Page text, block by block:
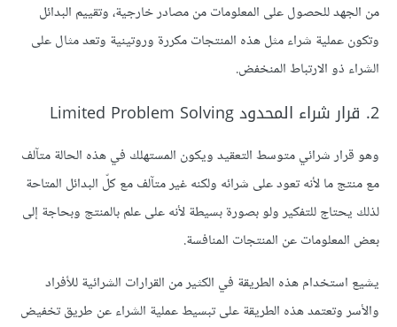
من الجهد للحصول على المعلومات من مصادر خارجية، وتقييم البدائل
وتكون عملية شراء مثل هذه المنتجات مكررة وروتينية وتعد مثال على
الشراء ذو الارتباط المنخفض.
2. قرار شراء المحدود Limited Problem Solving
وهو قرار شرائي متوسط التعقيد ويكون المستهلك في هذه الحالة متآلف
مع منتج ما لأنه تعود على شرائه ولكنه غير متآلف مع كلّ البدائل المتاحة
لذلك يحتاج للتفكير ولو بصورة بسيطة لأنه على علم بالمنتج وبحاجة إلى
بعض المعلومات عن المنتجات المنافسة.
يشيع استخدام هذه الطريقة في الكثير من القرارات الشرائية للأفراد
والأسر وتعتمد هذه الطريقة على تبسيط عملية الشراء عن طريق تخفيض